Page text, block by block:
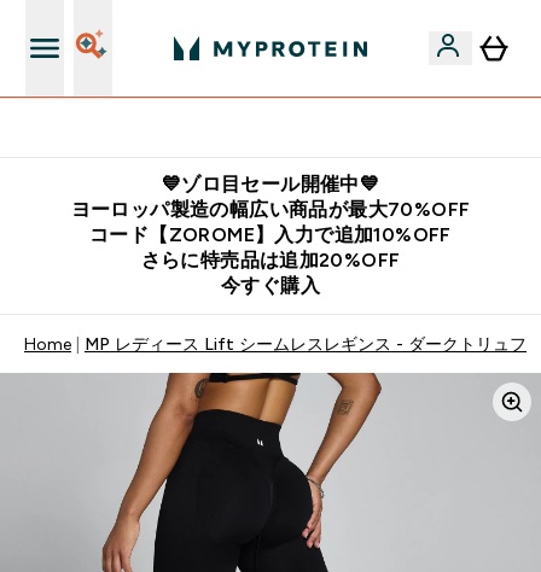
💙ゾロ目セール開催中💙
ヨーロッパ製造の幅広い商品が最大70%OFF
コード【ZOROME】入力で追加10%OFF
さらに特売品は追加20%OFF
今すぐ購入
Home MP レディース Lift シームレスレギンス - ダークトリュフ